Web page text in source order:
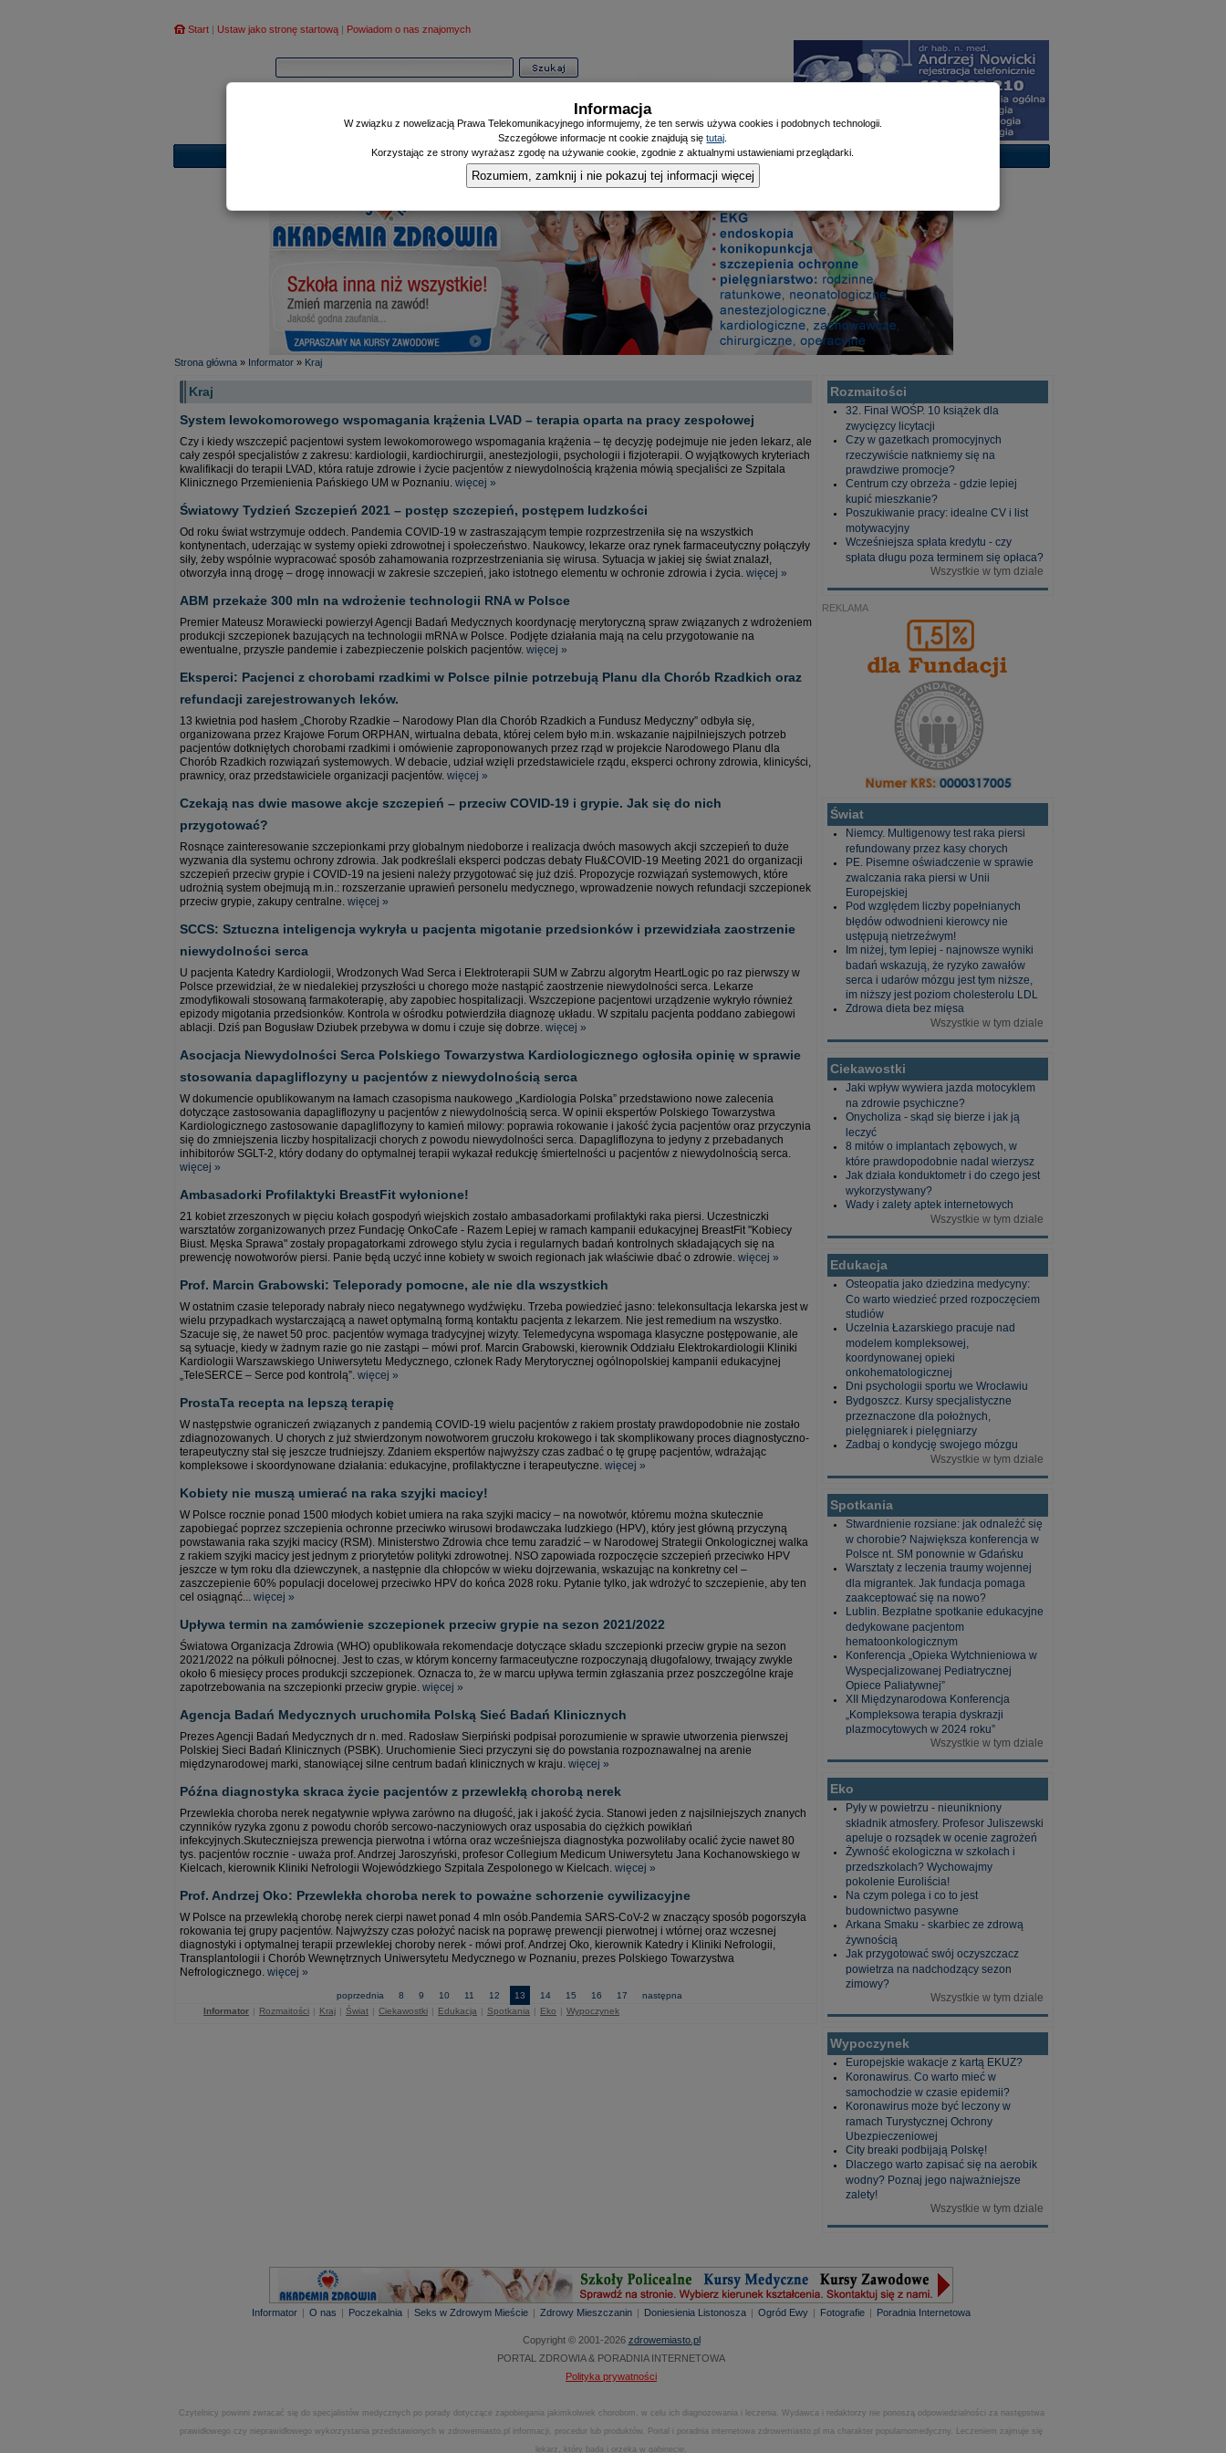
Start | Ustaw jako stronę startową | Powiadom o nas znajomych
Informator|Poczekalnia|Zdrowy Mieszczanin|Doniesienia Listonosza
Strona główna » Informator » Kraj
Kraj
System lewokomorowego wspomagania krążenia LVAD – terapia oparta na pracy zespołowej
Czy i kiedy wszczepić pacjentowi system lewokomorowego wspomagania krążenia – tę decyzję podejmuje nie jeden lekarz, ale
cały zespół specjalistów z zakresu: kardiologii, kardiochirurgii, anestezjologii, psychologii i fizjoterapii. O wyjątkowych kryteriach
kwalifikacji do terapii LVAD, która ratuje zdrowie i życie pacjentów z niewydolnością krążenia mówią specjaliści ze Szpitala
Klinicznego Przemienienia Pańskiego UM w Poznaniu. więcej »
Światowy Tydzień Szczepień 2021 – postęp szczepień, postępem ludzkości
Od roku świat wstrzymuje oddech. Pandemia COVID-19 w zastraszającym tempie rozprzestrzeniła się na wszystkich
kontynentach, uderzając w systemy opieki zdrowotnej i społeczeństwo. Naukowcy, lekarze oraz rynek farmaceutyczny połączyły
siły, żeby wspólnie wypracować sposób zahamowania rozprzestrzeniania się wirusa. Sytuacja w jakiej się świat znalazł,
otworzyła inną drogę – drogę innowacji w zakresie szczepień, jako istotnego elementu w ochronie zdrowia i życia. więcej »
ABM przekaże 300 mln na wdrożenie technologii RNA w Polsce
Premier Mateusz Morawiecki powierzył Agencji Badań Medycznych koordynację merytoryczną spraw związanych z wdrożeniem
produkcji szczepionek bazujących na technologii mRNA w Polsce. Podjęte działania mają na celu przygotowanie na
ewentualne, przyszłe pandemie i zabezpieczenie polskich pacjentów. więcej »
Eksperci: Pacjenci z chorobami rzadkimi w Polsce pilnie potrzebują Planu dla Chorób Rzadkich oraz
refundacji zarejestrowanych leków.
13 kwietnia pod hasłem „Choroby Rzadkie – Narodowy Plan dla Chorób Rzadkich a Fundusz Medyczny” odbyła się,
organizowana przez Krajowe Forum ORPHAN, wirtualna debata, której celem było m.in. wskazanie najpilniejszych potrzeb
pacjentów dotkniętych chorobami rzadkimi i omówienie zaproponowanych przez rząd w projekcie Narodowego Planu dla
Chorób Rzadkich rozwiązań systemowych. W debacie, udział wzięli przedstawiciele rządu, eksperci ochrony zdrowia, klinicyści,
prawnicy, oraz przedstawiciele organizacji pacjentów. więcej »
Czekają nas dwie masowe akcje szczepień – przeciw COVID-19 i grypie. Jak się do nich
przygotować?
Rosnące zainteresowanie szczepionkami przy globalnym niedoborze i realizacja dwóch masowych akcji szczepień to duże
wyzwania dla systemu ochrony zdrowia. Jak podkreślali eksperci podczas debaty Flu&COVID-19 Meeting 2021 do organizacji
szczepień przeciw grypie i COVID-19 na jesieni należy przygotować się już dziś. Propozycje rozwiązań systemowych, które
udrożnią system obejmują m.in.: rozszerzanie uprawień personelu medycznego, wprowadzenie nowych refundacji szczepionek
przeciw grypie, zakupy centralne. więcej »
SCCS: Sztuczna inteligencja wykryła u pacjenta migotanie przedsionków i przewidziała zaostrzenie
niewydolności serca
U pacjenta Katedry Kardiologii, Wrodzonych Wad Serca i Elektroterapii SUM w Zabrzu algorytm HeartLogic po raz pierwszy w
Polsce przewidział, że w niedalekiej przyszłości u chorego może nastąpić zaostrzenie niewydolności serca. Lekarze
zmodyfikowali stosowaną farmakoterapię, aby zapobiec hospitalizacji. Wszczepione pacjentowi urządzenie wykryło również
epizody migotania przedsionków. Kontrola w ośrodku potwierdziła diagnozę układu. W szpitalu pacjenta poddano zabiegowi
ablacji. Dziś pan Bogusław Dziubek przebywa w domu i czuje się dobrze. więcej »
Asocjacja Niewydolności Serca Polskiego Towarzystwa Kardiologicznego ogłosiła opinię w sprawie
stosowania dapagliflozyny u pacjentów z niewydolnością serca
W dokumencie opublikowanym na łamach czasopisma naukowego „Kardiologia Polska” przedstawiono nowe zalecenia
dotyczące zastosowania dapagliflozyny u pacjentów z niewydolnością serca. W opinii ekspertów Polskiego Towarzystwa
Kardiologicznego zastosowanie dapagliflozyny to kamień milowy: poprawia rokowanie i jakość życia pacjentów oraz przyczynia
się do zmniejszenia liczby hospitalizacji chorych z powodu niewydolności serca. Dapagliflozyna to jedyny z przebadanych
inhibitorów SGLT-2, który dodany do optymalnej terapii wykazał redukcję śmiertelności u pacjentów z niewydolnością serca.
więcej »
Ambasadorki Profilaktyki BreastFit wyłonione!
21 kobiet zrzeszonych w pięciu kołach gospodyń wiejskich zostało ambasadorkami profilaktyki raka piersi. Uczestniczki
warsztatów zorganizowanych przez Fundację OnkoCafe - Razem Lepiej w ramach kampanii edukacyjnej BreastFit "Kobiecy
Biust. Męska Sprawa" zostały propagatorkami zdrowego stylu życia i regularnych badań kontrolnych składających się na
prewencję nowotworów piersi. Panie będą uczyć inne kobiety w swoich regionach jak właściwie dbać o zdrowie. więcej »
Prof. Marcin Grabowski: Teleporady pomocne, ale nie dla wszystkich
W ostatnim czasie teleporady nabrały nieco negatywnego wydźwięku. Trzeba powiedzieć jasno: telekonsultacja lekarska jest w
wielu przypadkach wystarczającą a nawet optymalną formą kontaktu pacjenta z lekarzem. Nie jest remedium na wszystko.
Szacuje się, że nawet 50 proc. pacjentów wymaga tradycyjnej wizyty. Telemedycyna wspomaga klasyczne postępowanie, ale
są sytuacje, kiedy w żadnym razie go nie zastąpi – mówi prof. Marcin Grabowski, kierownik Oddziału Elektrokardiologii Kliniki
Kardiologii Warszawskiego Uniwersytetu Medycznego, członek Rady Merytorycznej ogólnopolskiej kampanii edukacyjnej
„TeleSERCE – Serce pod kontrolą”. więcej »
ProstaTa recepta na lepszą terapię
W następstwie ograniczeń związanych z pandemią COVID-19 wielu pacjentów z rakiem prostaty prawdopodobnie nie zostało
zdiagnozowanych. U chorych z już stwierdzonym nowotworem gruczołu krokowego i tak skomplikowany proces diagnostyczno-
terapeutyczny stał się jeszcze trudniejszy. Zdaniem ekspertów najwyższy czas zadbać o tę grupę pacjentów, wdrażając
kompleksowe i skoordynowane działania: edukacyjne, profilaktyczne i terapeutyczne. więcej »
Kobiety nie muszą umierać na raka szyjki macicy!
W Polsce rocznie ponad 1500 młodych kobiet umiera na raka szyjki macicy – na nowotwór, któremu można skutecznie
zapobiegać poprzez szczepienia ochronne przeciwko wirusowi brodawczaka ludzkiego (HPV), który jest główną przyczyną
powstawania raka szyjki macicy (RSM). Ministerstwo Zdrowia chce temu zaradzić – w Narodowej Strategii Onkologicznej walka
z rakiem szyjki macicy jest jednym z priorytetów polityki zdrowotnej. NSO zapowiada rozpoczęcie szczepień przeciwko HPV
jeszcze w tym roku dla dziewczynek, a następnie dla chłopców w wieku dojrzewania, wskazując na konkretny cel –
zaszczepienie 60% populacji docelowej przeciwko HPV do końca 2028 roku. Pytanie tylko, jak wdrożyć to szczepienie, aby ten
cel osiągnąć... więcej »
Upływa termin na zamówienie szczepionek przeciw grypie na sezon 2021/2022
Światowa Organizacja Zdrowia (WHO) opublikowała rekomendacje dotyczące składu szczepionki przeciw grypie na sezon
2021/2022 na półkuli północnej. Jest to czas, w którym koncerny farmaceutyczne rozpoczynają długofalowy, trwający zwykle
około 6 miesięcy proces produkcji szczepionek. Oznacza to, że w marcu upływa termin zgłaszania przez poszczególne kraje
zapotrzebowania na szczepionki przeciw grypie. więcej »
Agencja Badań Medycznych uruchomiła Polską Sieć Badań Klinicznych
Prezes Agencji Badań Medycznych dr n. med. Radosław Sierpiński podpisał porozumienie w sprawie utworzenia pierwszej
Polskiej Sieci Badań Klinicznych (PSBK). Uruchomienie Sieci przyczyni się do powstania rozpoznawalnej na arenie
międzynarodowej marki, stanowiącej silne centrum badań klinicznych w kraju. więcej »
Późna diagnostyka skraca życie pacjentów z przewlekłą chorobą nerek
Przewlekła choroba nerek negatywnie wpływa zarówno na długość, jak i jakość życia. Stanowi jeden z najsilniejszych znanych
czynników ryzyka zgonu z powodu chorób sercowo-naczyniowych oraz usposabia do ciężkich powikłań
infekcyjnych.Skuteczniejsza prewencja pierwotna i wtórna oraz wcześniejsza diagnostyka pozwoliłaby ocalić życie nawet 80
tys. pacjentów rocznie - uważa prof. Andrzej Jaroszyński, profesor Collegium Medicum Uniwersytetu Jana Kochanowskiego w
Kielcach, kierownik Kliniki Nefrologii Wojewódzkiego Szpitala Zespolonego w Kielcach. więcej »
Prof. Andrzej Oko: Przewlekła choroba nerek to poważne schorzenie cywilizacyjne
W Polsce na przewlekłą chorobę nerek cierpi nawet ponad 4 mln osób.Pandemia SARS-CoV-2 w znaczący sposób pogorszyła
rokowania tej grupy pacjentów. Najwyższy czas położyć nacisk na poprawę prewencji pierwotnej i wtórnej oraz wczesnej
diagnostyki i optymalnej terapii przewlekłej choroby nerek - mówi prof. Andrzej Oko, kierownik Katedry i Kliniki Nefrologii,
Transplantologii i Chorób Wewnętrznych Uniwersytetu Medycznego w Poznaniu, prezes Polskiego Towarzystwa
Nefrologicznego. więcej »
poprzednia 8 9 10 11 12 13 14 15 16 17
następna
Informator | Rozmaitości | Kraj | Świat | Ciekawostki | Edukacja | Spotkania | Eko | Wypoczynek
Rozmaitości
32. Finał WOŚP. 10 książek dla
zwycięzcy licytacji
Czy w gazetkach promocyjnych
rzeczywiście natkniemy się na
prawdziwe promocje?
Centrum czy obrzeża - gdzie lepiej
kupić mieszkanie?
Poszukiwanie pracy: idealne CV i list
motywacyjny
Wcześniejsza spłata kredytu - czy
spłata długu poza terminem się opłaca?
Wszystkie w tym dziale
REKLAMA
Świat
Niemcy. Multigenowy test raka piersi
refundowany przez kasy chorych
PE. Pisemne oświadczenie w sprawie
zwalczania raka piersi w Unii
Europejskiej
Pod względem liczby popełnianych
błędów odwodnieni kierowcy nie
ustępują nietrzeźwym!
Im niżej, tym lepiej - najnowsze wyniki
badań wskazują, że ryzyko zawałów
serca i udarów mózgu jest tym niższe,
im niższy jest poziom cholesterolu LDL
Zdrowa dieta bez mięsa
Wszystkie w tym dziale
Ciekawostki
Jaki wpływ wywiera jazda motocyklem
na zdrowie psychiczne?
Onycholiza - skąd się bierze i jak ją
leczyć
8 mitów o implantach zębowych, w
które prawdopodobnie nadal wierzysz
Jak działa konduktometr i do czego jest
wykorzystywany?
Wady i zalety aptek internetowych
Wszystkie w tym dziale
Edukacja
Osteopatia jako dziedzina medycyny:
Co warto wiedzieć przed rozpoczęciem
studiów
Uczelnia Łazarskiego pracuje nad
modelem kompleksowej,
koordynowanej opieki
onkohematologicznej
Dni psychologii sportu we Wrocławiu
Bydgoszcz. Kursy specjalistyczne
przeznaczone dla położnych,
pielęgniarek i pielęgniarzy
Zadbaj o kondycję swojego mózgu
Wszystkie w tym dziale
Spotkania
Stwardnienie rozsiane: jak odnaleźć się
w chorobie? Największa konferencja w
Polsce nt. SM ponownie w Gdańsku
Warsztaty z leczenia traumy wojennej
dla migrantek. Jak fundacja pomaga
zaakceptować się na nowo?
Lublin. Bezpłatne spotkanie edukacyjne
dedykowane pacjentom
hematoonkologicznym
Konferencja „Opieka Wytchnieniowa w
Wyspecjalizowanej Pediatrycznej
Opiece Paliatywnej”
XII Międzynarodowa Konferencja
„Kompleksowa terapia dyskrazji
plazmocytowych w 2024 roku”
Wszystkie w tym dziale
Eko
Pyły w powietrzu - nieunikniony
składnik atmosfery. Profesor Juliszewski
apeluje o rozsądek w ocenie zagrożeń
Żywność ekologiczna w szkołach i
przedszkolach? Wychowajmy
pokolenie Euroliścia!
Na czym polega i co to jest
budownictwo pasywne
Arkana Smaku - skarbiec ze zdrową
żywnością
Jak przygotować swój oczyszczacz
powietrza na nadchodzący sezon
zimowy?
Wszystkie w tym dziale
Wypoczynek
Europejskie wakacje z kartą EKUZ?
Koronawirus. Co warto mieć w
samochodzie w czasie epidemii?
Koronawirus może być leczony w
ramach Turystycznej Ochrony
Ubezpieczeniowej
City breaki podbijają Polskę!
Dlaczego warto zapisać się na aerobik
wodny? Poznaj jego najważniejsze
zalety!
Wszystkie w tym dziale
Informator | O nas | Poczekalnia | Seks w Zdrowym Mieście | Zdrowy Mieszczanin | Doniesienia Listonosza | Ogród Ewy | Fotografie | Poradnia Internetowa
Copyright © 2001-2026 zdrowemiasto.pl
PORTAL ZDROWIA & PORADNIA INTERNETOWA
Polityka prywatności
Czytelnicy powinni zwracać się do specjalistów medycznych po porady dotyczące zapobiegania jakimkolwiek chorobom, w celu ich diagnozowania i leczenia. Wydawca i redaktorzy nie ponoszą odpowiedzialności za następstwa
prawidłowego czy nieprawidłowego wykorzystania przedstawionych w zdrowemiasto.pl informacji, procedur lub produktów. Portal i poradnia internetowa zdrowemiasto.pl ma charakter popularnomedyczny. Leczeniem zajmuje się
lekarz, który bada i orzeka w gabinecie.
Informacja
W związku z nowelizacją Prawa Telekomunikacyjnego informujemy, że ten serwis używa cookies i podobnych technologii.
Szczegółowe informacje nt cookie znajdują siętutaj
Korzystając ze strony wyrażasz zgodę na używanie cookie, zgodnie z aktualnymi ustawieniami przeglądarki.
Rozumiem, zamknij i nie pokazuj tej informacji więcej